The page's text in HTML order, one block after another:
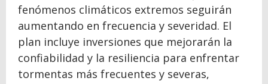
fenómenos climáticos extremos seguirán
aumentando en frecuencia y severidad. El
plan incluye inversiones que mejorarán la
confiabilidad y la resiliencia para enfrentar
tormentas más frecuentes y severas,